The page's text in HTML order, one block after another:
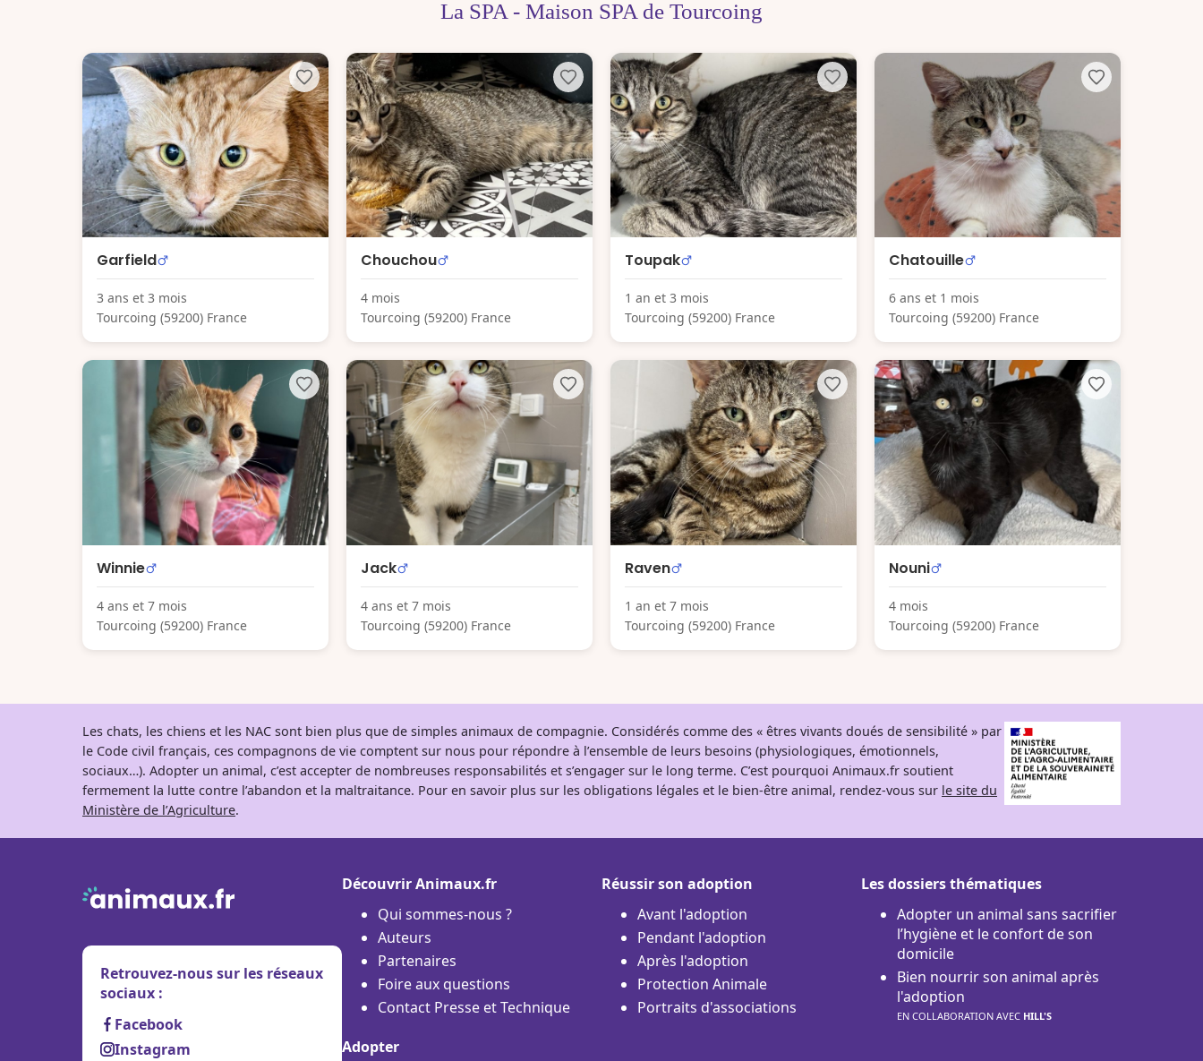
La SPA - Maison SPA de Tourcoing
Garfield
3 ans et 3 mois
Tourcoing (59200) France
Chouchou
4 mois
Tourcoing (59200) France
Toupak
1 an et 3 mois
Tourcoing (59200) France
Chatouille
6 ans et 1 mois
Tourcoing (59200) France
Winnie
4 ans et 7 mois
Tourcoing (59200) France
Jack
4 ans et 7 mois
Tourcoing (59200) France
Raven
1 an et 7 mois
Tourcoing (59200) France
Nouni
4 mois
Tourcoing (59200) France
Les chats, les chiens et les NAC sont bien plus que de simples animaux de compagnie. Considérés comme des « êtres vivants doués de sensibilité » par
le Code civil français, ces compagnons de vie comptent sur nous pour répondre à l’ensemble de leurs besoins (physiologiques, émotionnels,
sociaux…). Adopter un animal, c’est accepter de nombreuses responsabilités et s’engager sur le long terme. C’est pourquoi Animaux.fr soutient
fermement la lutte contre l’abandon et la maltraitance. Pour en savoir plus sur les obligations légales et le bien-être animal, rendez-vous sur le site du
Ministère de l’Agriculture.
Retrouvez-nous sur les réseaux
sociaux :
Facebook
Instagram
Découvrir Animaux.fr
Qui sommes-nous ?
Auteurs
Partenaires
Foire aux questions
Contact Presse et Technique
Adopter
Réussir son adoption
Avant l'adoption
Pendant l'adoption
Après l'adoption
Protection Animale
Portraits d'associations
Les dossiers thématiques
Adopter un animal sans sacrifier
l’hygiène et le confort de son
domicile
Bien nourrir son animal après
l'adoption
EN COLLABORATION AVEC HILL'S